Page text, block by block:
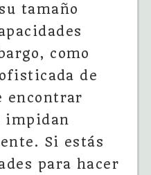
tamaño
como
de
encontrar
impidan
Si estás
para hacer